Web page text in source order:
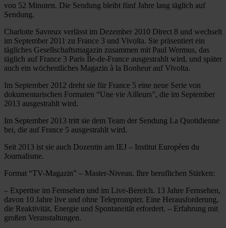
von 52 Minuten. Die Sendung bleibt fünf Jahre lang täglich auf
Sendung.
Charlotte Savreux verlässt im Dezember 2010 Direct 8 und wechselt
im September 2011 zu France 3 und Vivolta. Sie präsentiert ein
tägliches Gesellschaftsmagazin zusammen mit Paul Wermus, das
täglich auf France 3 Paris Île-de-France ausgestrahlt wird, und später
auch ein wöchentliches Magazin à la Bonheur auf Vivolta.
Im September 2012 dreht sie für France 5 eine neue Serie von
dokumentarischen Formaten “Une vie Ailleurs”, die im September
2013 ausgestrahlt wird.
Im September 2013 tritt sie dem Team der Sendung La Quotidienne
bei, die auf France 5 ausgestrahlt wird.
Seit 2013 ist sie auch Dozentin am IEJ – Institut Européen du
Journalisme.
Format “TV-Magazin” – Master-Niveau. Ihre beruflichen Stärken:
– Expertise im Fernsehen und im Live-Bereich. 13 Jahre Fernsehen,
davon 10 Jahre live und ohne Teleprompter. Eine Herausforderung,
die Reaktivität, Energie und Spontaneität erfordert. – Erfahrung mit
großen Veranstaltungen.